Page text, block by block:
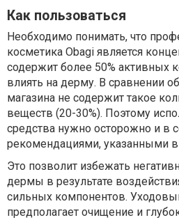
Как пользоваться
Необходимо понимать, что
косметика Obagi является
содержит более 50% активных
влиять на дерму. В сравнении
магазина не содержит такое
веществ (20-30%). Поэтому
средства нужно осторожно и в
рекомендациями, указанными в
Это позволит избежать
дермы в результате
сильных компонентов.
предполагает очищение и